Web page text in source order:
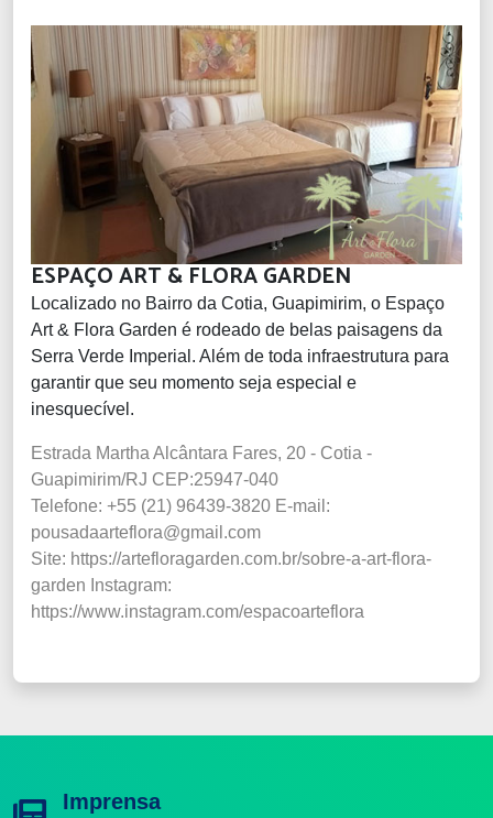
ESPAÇO ART & FLORA GARDEN
Localizado no Bairro da Cotia, Guapimirim, o Espaço
Art & Flora Garden é rodeado de belas paisagens da
Serra Verde Imperial. Além de toda infraestrutura para
garantir que seu momento seja especial e
inesquecível.
Estrada Martha Alcântara Fares, 20 - Cotia -
Guapimirim/RJ CEP:25947-040
Telefone: +55 (21) 96439-3820 E-mail:
pousadaarteflora@gmail.com
Site: https://artefloragarden.com.br/sobre-a-art-flora-
garden Instagram:
https://www.instagram.com/espacoarteflora
Imprensa